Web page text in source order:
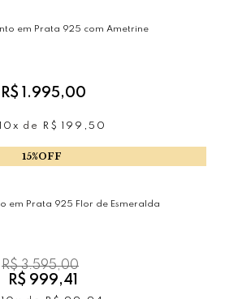
em Prata 925 com Ametrine
R$ 1.995,00
10x de R$ 199,50
15%OFF
em Prata 925 Flor de Esmeralda
R$ 3.595,00
R$ 999,41